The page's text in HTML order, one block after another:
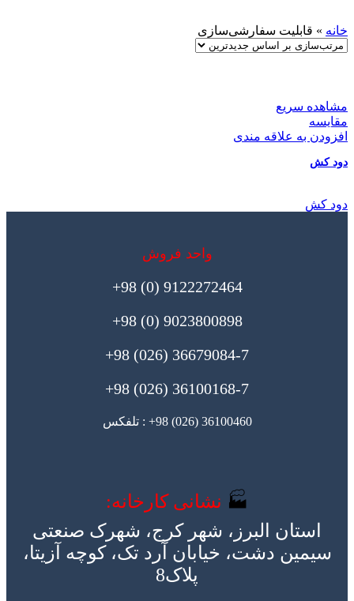
خانه » قابلیت سفارشی‌سازی
مشاهده سریع
مقایسه
افزودن به علاقه مندی
دود کش
دود کش
واحد فروش
9122272464 (0) 98+
9023800898 (0) 98+
36679084-7 (026) 98+
36100168-7 (026) 98+
36100460 (026) 98+ : تلفکس
🏭 نشانی کارخانه:
استان البرز، شهر کرج، شهرک صنعتی
سیمین دشت، خیابان آرد تک، کوچه آزیتا،
پلاک8